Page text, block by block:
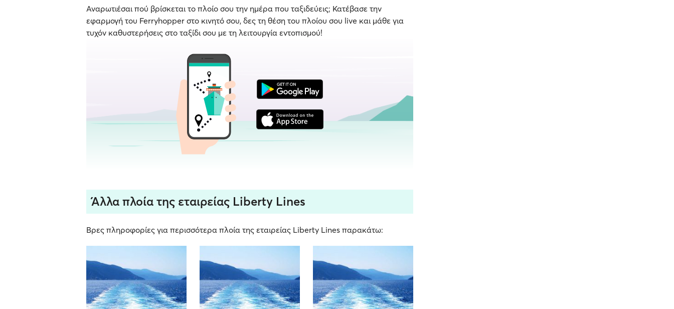
Αναρωτιέσαι πού βρίσκεται το πλοίο σου την ημέρα που ταξιδεύεις; Κατέβασε την
εφαρμογή του Ferryhopper στο κινητό σου, δες τη θέση του πλοίου σου live και μάθε για
τυχόν καθυστερήσεις στο ταξίδι σου με τη λειτουργία εντοπισμού!
Άλλα πλοία της εταιρείας Liberty Lines
Βρες πληροφορίες για περισσότερα πλοία της εταιρείας Liberty Lines παρακάτω: